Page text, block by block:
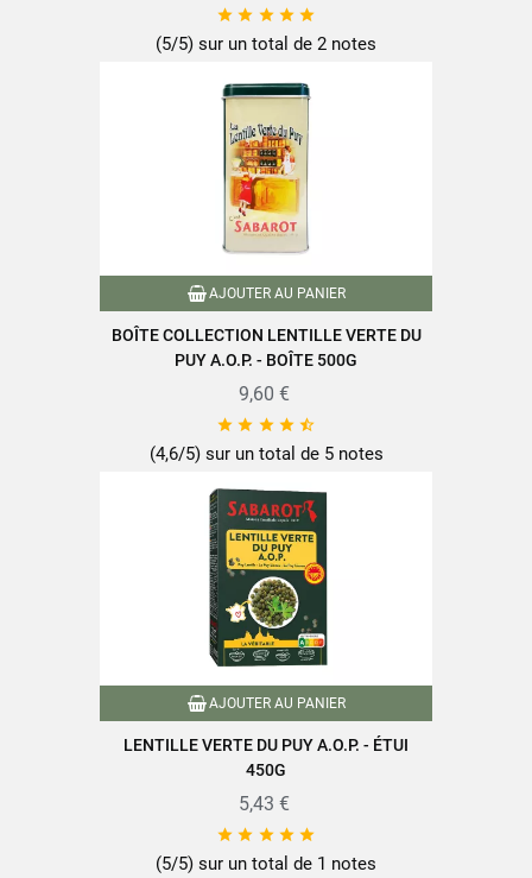
    
(5/5) sur un total de 2 notes
AJOUTER AU PANIER
BOÎTE COLLECTION LENTILLE VERTE DU
PUY A.O.P. - BOÎTE 500G
9,60 €
    
(4,6/5) sur un total de 5 notes
AJOUTER AU PANIER
LENTILLE VERTE DU PUY A.O.P. - ÉTUI
450G
5,43 €
    
(5/5) sur un total de 1 notes